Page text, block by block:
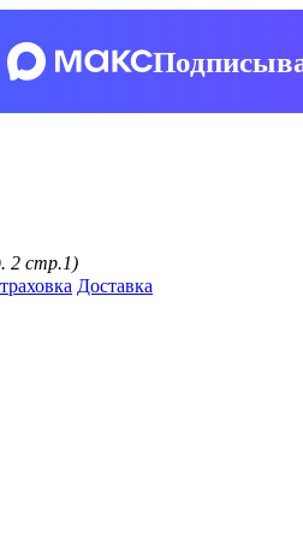
2 стр.1)
Доставка